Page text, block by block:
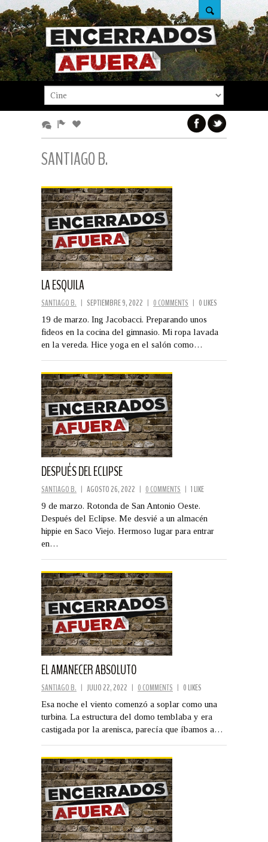
SANTIAGO B.
LA ESQUILA
SANTIAGO B. | SEPTIEMBRE 9, 2022 | 0 COMMENTS | 0 LIKES
19 de marzo. Ing Jacobacci. Preparando unos
fideos en la cocina del gimnasio. Mi ropa lavada
en la vereda. Hice yoga en el salón como…
DESPUÉS DEL ECLIPSE
SANTIAGO B. | AGOSTO 26, 2022 | 0 COMMENTS | 1 LIKE
9 de marzo. Rotonda de San Antonio Oeste.
Después del Eclipse. Me desvié a un almacén
hippie en Saco Viejo. Hermoso lugar para entrar
en…
EL AMANECER ABSOLUTO
SANTIAGO B. | JULIO 22, 2022 | 0 COMMENTS | 0 LIKES
Esa noche el viento comenzó a soplar como una
turbina. La estructura del domo temblaba y era
castigada por la arenisca, parecía que íbamos a…